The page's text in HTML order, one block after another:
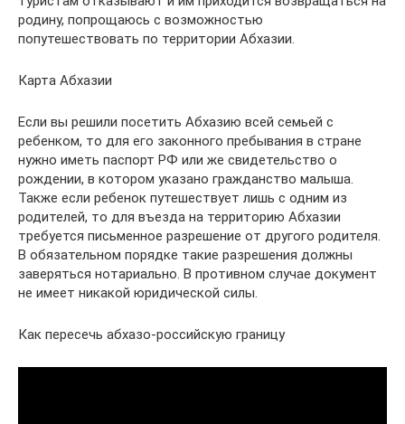
родину, попрощаюсь с возможностью
попутешествовать по территории Абхазии.
Карта Абхазии
Если вы решили посетить Абхазию всей семьей с
ребенком, то для его законного пребывания в стране
нужно иметь паспорт РФ или же свидетельство о
рождении, в котором указано гражданство малыша.
Также если ребенок путешествует лишь с одним из
родителей, то для въезда на территорию Абхазии
требуется письменное разрешение от другого родителя.
В обязательном порядке такие разрешения должны
заверяться нотариально. В противном случае документ
не имеет никакой юридической силы.
Как пересечь абхазо-российскую границу